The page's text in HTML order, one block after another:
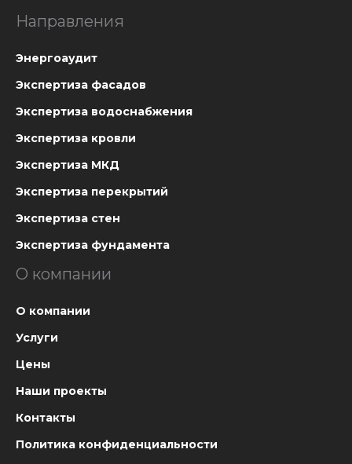
Направления
Энергоаудит
Экспертиза фасадов
Экспертиза водоснабжения
Экспертиза кровли
Экспертиза МКД
Экспертиза перекрытий
Экспертиза стен
Экспертиза фундамента
О компании
О компании
Услуги
Цены
Наши проекты
Контакты
Политика конфиденциальности